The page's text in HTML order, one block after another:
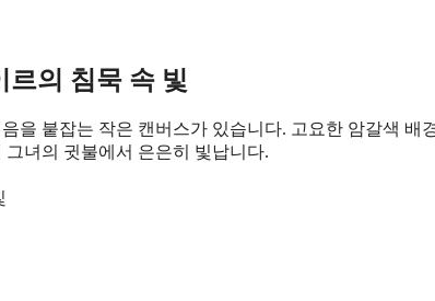
의 침묵 속 빛
을 붙잡는 작은 캔버스가 있습니다. 고요한 암갈색 배
녀의 귓불에서 은은히 빛납니다.